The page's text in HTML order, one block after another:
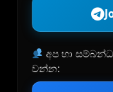
අප හා
වන්න: